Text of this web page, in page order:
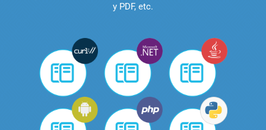
y PDF, etc.